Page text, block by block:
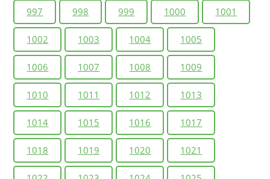
997 998 999 1000 1001
1002 1003 1004 1005
1006 1007 1008 1009
1010 1011 1012 1013
1014 1015 1016 1017
1018 1019 1020 1021